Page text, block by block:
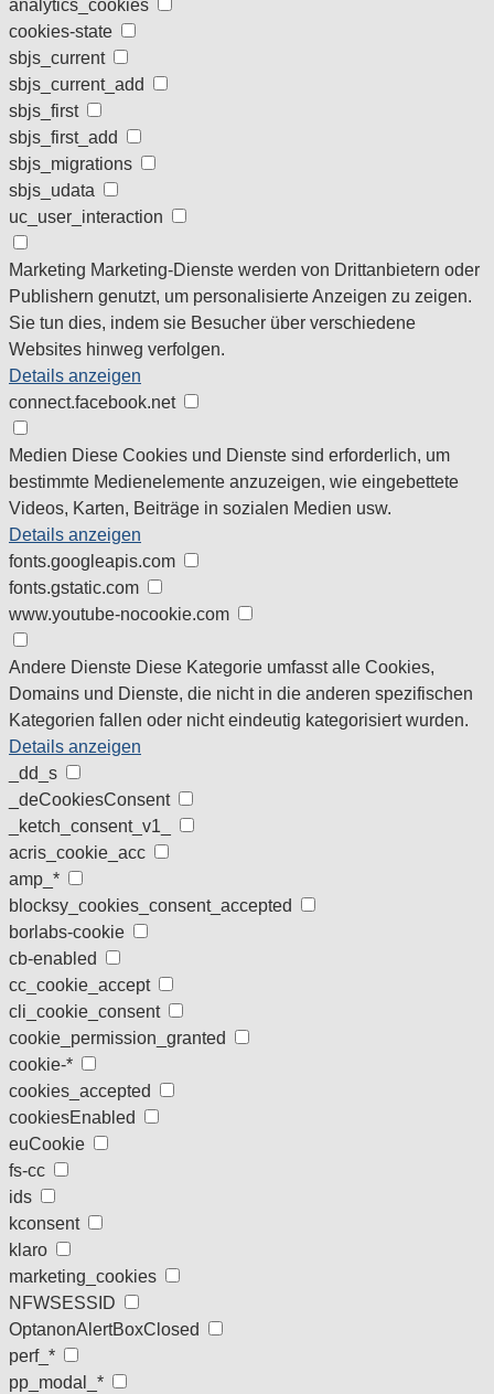
analytics_cookies
cookies-state
sbjs_current
sbjs_current_add
sbjs_first
sbjs_first_add
sbjs_migrations
sbjs_udata
uc_user_interaction
Marketing Marketing-Dienste werden von Drittanbietern oder
Publishern genutzt, um personalisierte Anzeigen zu zeigen.
Sie tun dies, indem sie Besucher über verschiedene
Websites hinweg verfolgen.
Details anzeigen
connect.facebook.net
Medien Diese Cookies und Dienste sind erforderlich, um
bestimmte Medienelemente anzuzeigen, wie eingebettete
Videos, Karten, Beiträge in sozialen Medien usw.
Details anzeigen
fonts.googleapis.com
fonts.gstatic.com
www.youtube-nocookie.com
Andere Dienste Diese Kategorie umfasst alle Cookies,
Domains und Dienste, die nicht in die anderen spezifischen
Kategorien fallen oder nicht eindeutig kategorisiert wurden.
Details anzeigen
_dd_s
_deCookiesConsent
_ketch_consent_v1_
acris_cookie_acc
amp_*
blocksy_cookies_consent_accepted
borlabs-cookie
cb-enabled
cc_cookie_accept
cli_cookie_consent
cookie_permission_granted
cookie-*
cookies_accepted
cookiesEnabled
euCookie
fs-cc
ids
kconsent
klaro
marketing_cookies
NFWSESSID
OptanonAlertBoxClosed
perf_*
pp_modal_*